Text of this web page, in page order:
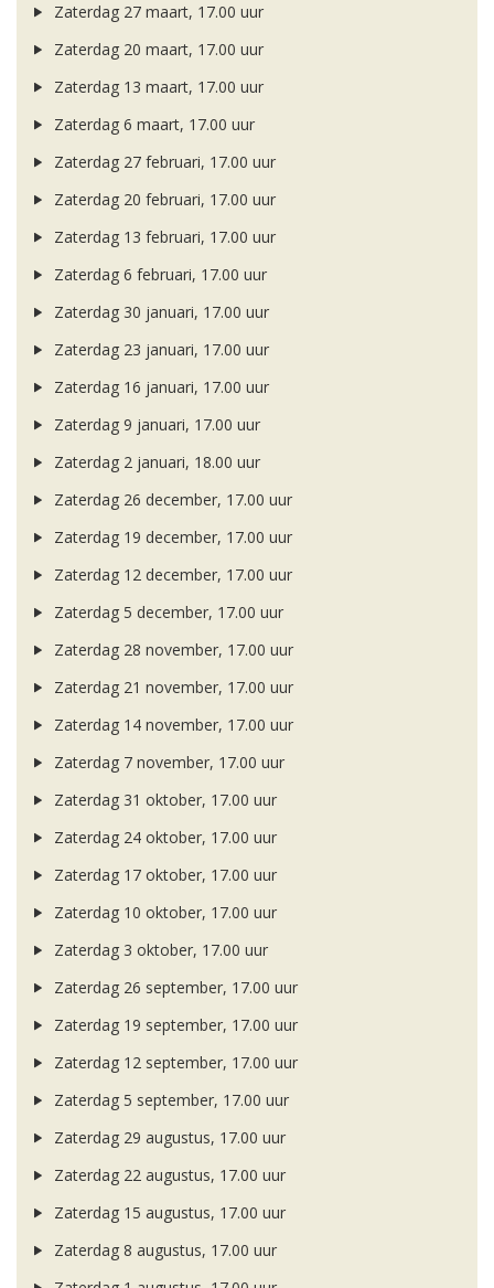
Zaterdag 27 maart, 17.00 uur
Zaterdag 20 maart, 17.00 uur
Zaterdag 13 maart, 17.00 uur
Zaterdag 6 maart, 17.00 uur
Zaterdag 27 februari, 17.00 uur
Zaterdag 20 februari, 17.00 uur
Zaterdag 13 februari, 17.00 uur
Zaterdag 6 februari, 17.00 uur
Zaterdag 30 januari, 17.00 uur
Zaterdag 23 januari, 17.00 uur
Zaterdag 16 januari, 17.00 uur
Zaterdag 9 januari, 17.00 uur
Zaterdag 2 januari, 18.00 uur
Zaterdag 26 december, 17.00 uur
Zaterdag 19 december, 17.00 uur
Zaterdag 12 december, 17.00 uur
Zaterdag 5 december, 17.00 uur
Zaterdag 28 november, 17.00 uur
Zaterdag 21 november, 17.00 uur
Zaterdag 14 november, 17.00 uur
Zaterdag 7 november, 17.00 uur
Zaterdag 31 oktober, 17.00 uur
Zaterdag 24 oktober, 17.00 uur
Zaterdag 17 oktober, 17.00 uur
Zaterdag 10 oktober, 17.00 uur
Zaterdag 3 oktober, 17.00 uur
Zaterdag 26 september, 17.00 uur
Zaterdag 19 september, 17.00 uur
Zaterdag 12 september, 17.00 uur
Zaterdag 5 september, 17.00 uur
Zaterdag 29 augustus, 17.00 uur
Zaterdag 22 augustus, 17.00 uur
Zaterdag 15 augustus, 17.00 uur
Zaterdag 8 augustus, 17.00 uur